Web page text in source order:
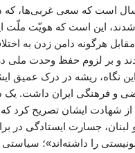
است که سعی غربی‌ها، که
شدند، این است که هویّت ملّت
هرگونه دامن زدن به
و بر لزوم حفظ وحدت ملی
نگاه، ریشه در درک عمیق
و فرهنگی ایران داشت. یک
از شهادت ایشان تصریح کرد که
جسارت ایستادگی در
را داشته‌اند»؛